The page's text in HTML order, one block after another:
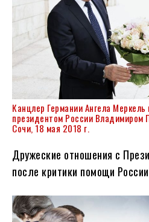
Канцлер Германии Ангела
президентом России Владимиром
Сочи, 18 мая 2018 г.
Дружеские отношения с
после критики помощи